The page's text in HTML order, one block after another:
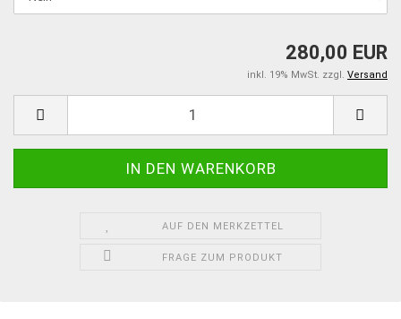
280,00 EUR
inkl. 19% MwSt. zzgl. Versand
AUF DEN MERKZETTEL
FRAGE ZUM PRODUKT